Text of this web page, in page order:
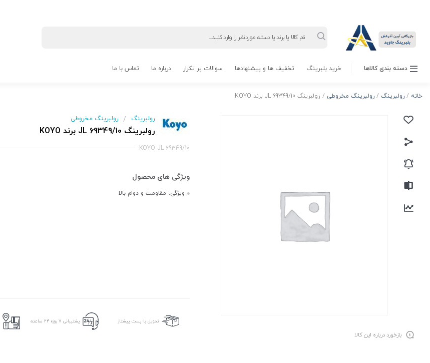
search
دسته بندی کالاها خرید بلبرینگ تخفیف ها و پیشنهادها سوالات پر تکرار درباره ما تماس با ما
خانه / رولبرینگ / رولبرینگ مخروطی / رولبرینگ JL 69349/10 برند KOYO
رولبرینگ / رولبرینگ مخروطی
رولبرینگ JL 69349/10 برند KOYO
KOYO JL 69349/10
ویژگی: مقاومت و دوام بالا
تحویل با پست پیشتاز پشتیبانی ۷ روزه ۲۴ ساعته
بازخورد درباره این کالا